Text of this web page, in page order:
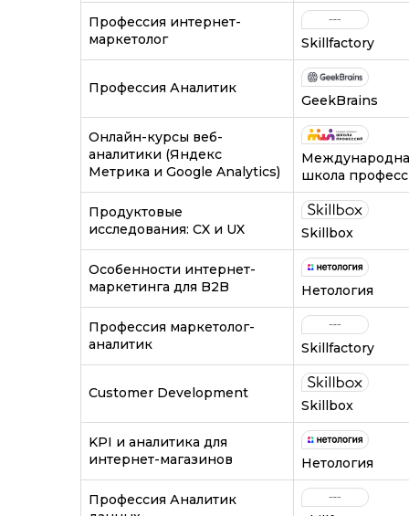
Профессия интернет-
маркетолог
Skillfactory
Профессия Аналитик
GeekBrains
Онлайн-курсы веб-
аналитики (Яндекс
Метрика и Google Analytics)
школа
Продуктовые
исследования: CX и UX
Skillbox
Особенности интернет-
маркетинга для B2B
Нетология
Профессия маркетолог-
аналитик
Skillfactory
Customer Development
Skillbox
KPI и аналитика для
интернет-магазинов
Нетология
Профессия Аналитик